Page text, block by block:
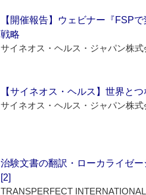
【開催報告】ウェビナー『FSP
戦略
サイネオス・ヘルス・ジャパン株式
【サイネオス・ヘルス】世界と
サイネオス・ヘルス・ジャパン株式
治験文書の翻訳・ローカライゼ
[2]
TRANSPERFECT